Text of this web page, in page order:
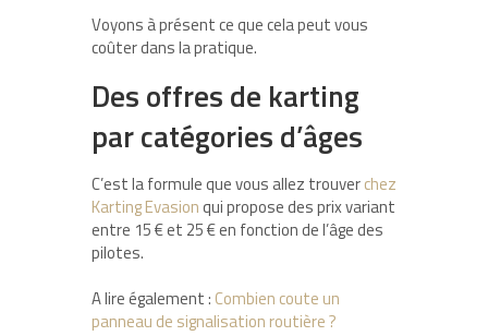
Voyons à présent ce que cela peut vous
coûter dans la pratique.
Des offres de karting
par catégories d’âges
C’est la formule que vous allez trouverchez
Karting Evasionqui propose des prix variant
entre 15 € et 25 € en fonction de l’âge des
pilotes.
A lire également : Combien coute un
panneau de signalisation routière ?